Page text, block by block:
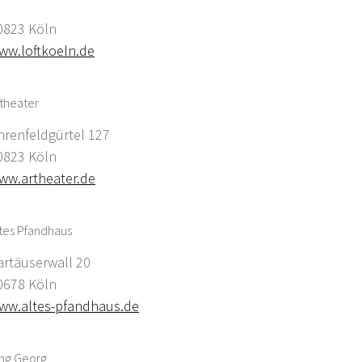
Köln
127
Köln
Pfandhaus
20
Köln
pfandhaus.de
Georg